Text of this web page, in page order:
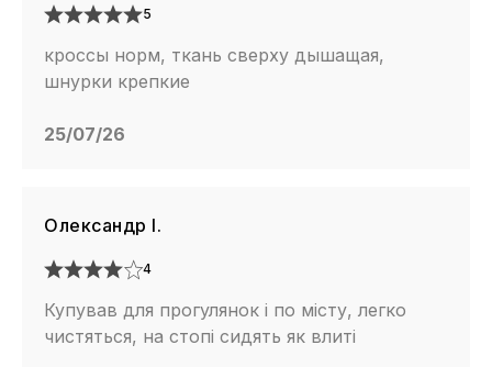
5
кроссы норм, ткань сверху дышащая,
шнурки крепкие
25/07/26
Олександр І.
4
Купував для прогулянок і по місту, легко
чистяться, на стопі сидять як влиті